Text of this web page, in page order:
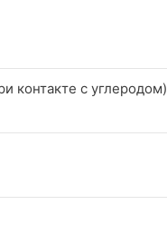
контакте с углеродом)